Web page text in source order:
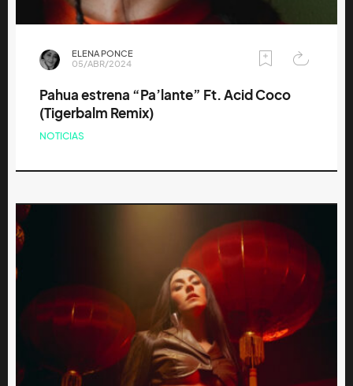
ELENA PONCE
05/ABR/2024
Pahua estrena “Pa’lante” Ft. Acid Coco
(Tigerbalm Remix)
NOTICIAS